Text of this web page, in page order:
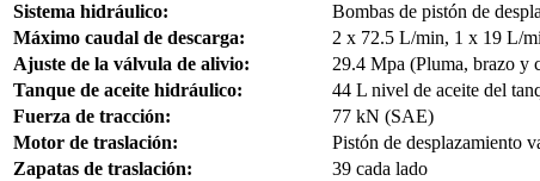
Sistema hidráulico:
Bombas de pistón de
Máximo caudal de descarga:
2 x 72.5 L/min, 1 x 19 L/
Ajuste de la válvula de alivio:
29.4 Mpa (Pluma, brazo y
Tanque de aceite hidráulico:
44 L nivel de aceite del
Fuerza de tracción:
77 kN (SAE)
Motor de traslación:
Pistón de desplazamiento
Zapatas de traslación:
39 cada lado